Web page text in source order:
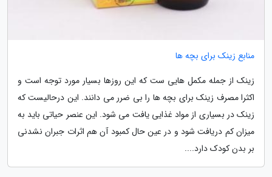
منابع زینک برای بچه ها
زینک از جمله مکمل هایی ست که این روزها بسیار مورد توجه است و
اکثرا مصرف زینک برای بچه ها را بی ضرر می دانند. این درحالیست که
زینک در بسیاری از مواد غذایی یافت می شود. این عنصر حیاتی باید به
میزان کم دریافت شود و در عین حال کمبود آن هم اثرات جبران نشدنی
بر بدن کودک دارد....